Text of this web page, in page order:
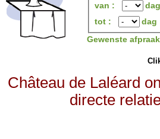
van :
dag
tot :
dag
Gewenste
Château de Laléard
directe